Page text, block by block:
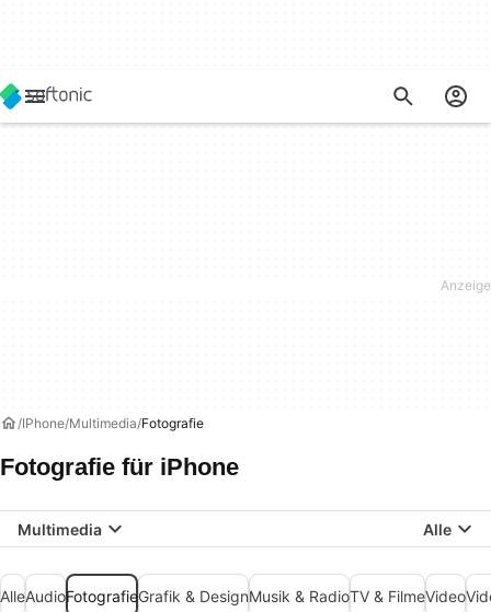
IPhone Multimedia Fotografie
Fotografie für iPhone
Multimedia Alle
AlleAudioFotografieGrafik & DesignMusik & RadioTV & FilmeVideo